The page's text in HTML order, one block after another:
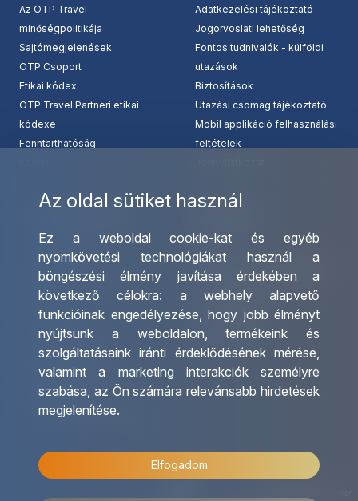
Az oldal sütiket használ
Ez a weboldal cookie-kat és egyéb
nyomkövetési technológiákat használ a
böngészési élmény javítása érdekében a
következő célokra: a webhely alapvető
funkcióinak engedélyezése, hogy jobb élményt
nyújtsunk a weboldalon,termékeink és
szolgáltatásaink iránti érdeklődésének mérése,
valamint a marketing interakciók személyre
szabása, az Ön számára relevánsabb hirdetések
megjelenítése.
Elfogadom
Az OTP Travel
minőségpolitikája
Sajtómegjelenések
OTP Csoport
Etikai kódex
OTP Travel Partneri etikai
kódexe
Fenntarthatóság
Adatkezelési tájékoztató
Jogorvoslati lehetőség
Fontos tudnivalók - külföldi
utazások
Biztosítások
Utazási csomag tájékoztató
Mobil applikáció felhasználási
feltételek
Csoportos utazások
szervezése
Egyéni utak szervezése
Hajóutak
Üzleti utaztatás
Nemzetközi tanár és
diákigazolványok
Letölthető katalógusunk
Ajándékutalvány
OTP Travel kedvezmények
Irodáink
Utazásszervező partnereink
Viszonteladó Partnereink
Partnereinknek
Utazási kérdőív
Impresszum